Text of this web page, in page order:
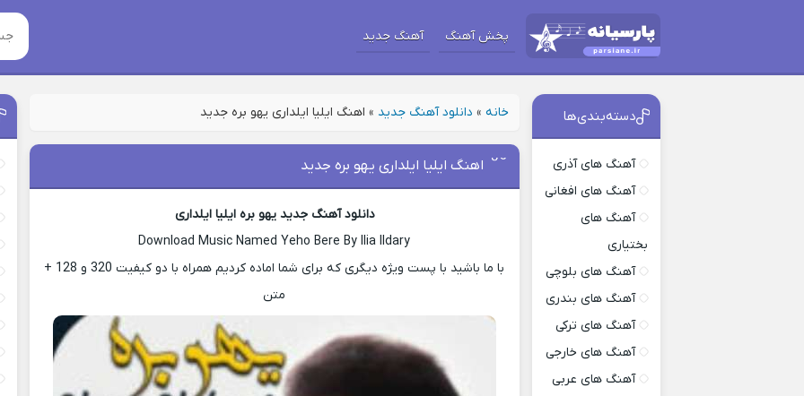
پخش آهنگ آهنگ جدید
خانه » دانلود آهنگ جدید » اهنگ ایلیا ایلداری یهو بره جدید
اهنگ ایلیا ایلداری یهو بره جدید
دانلود آهنگ جدید یهو بره ایلیا ایلداری
Download Music Named Yeho Bere By Ilia Ildary
با ما باشید با پست ویژه دیگری که برای شما اماده کردیم همراه با دو کیفیت 320 و 128 +
متن
دسته‌بندی‌ها
آهنگ های آذری
آهنگ های افغانی
آهنگ های
بختیاری
آهنگ های بلوچی
آهنگ های بندری
آهنگ های ترکی
آهنگ های خارجی
آهنگ های عربی